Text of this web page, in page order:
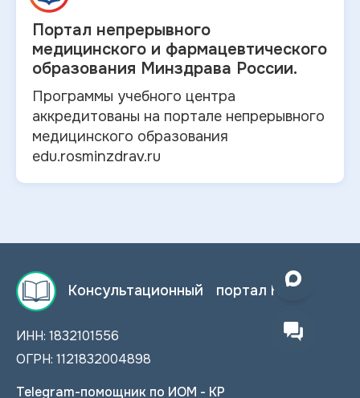
Портал непрерывного
медицинского и фармацевтического
образования Минздрава России.
Программы учебного центра
аккредитованы на портале непрерывного
медицинского образования
edu.rosminzdrav.ru
Консультационный портал НМО
ИНН: 1832101556
ОГРН: 1121832004898
Telegram-помощник по ИОМ - КР